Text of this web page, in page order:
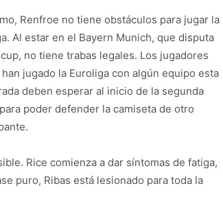
Renfroe no tiene obstáculos para jugar la
Al estar en el Bayern Munich, que disputa
no tiene trabas legales. Los jugadores
jugado la Euroliga con algún equipo esta
deben esperar al inicio de la segunda
poder defender la camiseta de otro
Rice comienza a dar síntomas de fatiga,
puro, Ribas está lesionado para toda la